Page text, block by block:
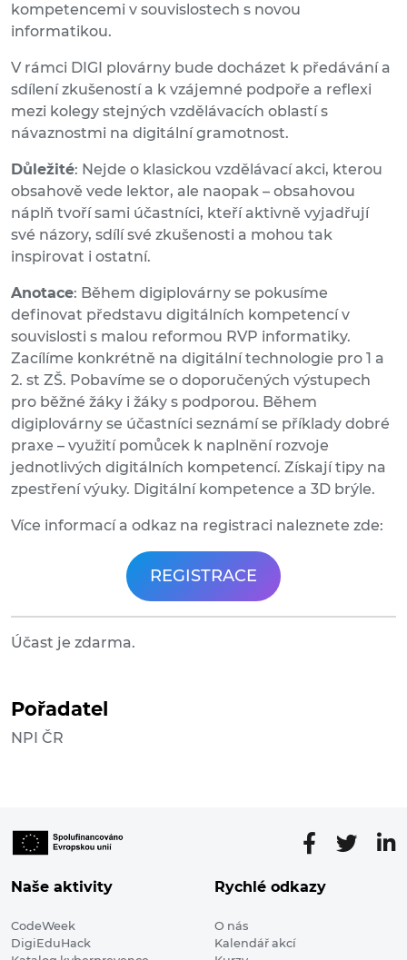
kompetencemi v souvislostech s novou
informatikou.
V rámci DIGI plovárny bude docházet k předávání a
sdílení zkušeností a k vzájemné podpoře a reflexi
mezi kolegy stejných vzdělávacích oblastí s
návaznostmi na digitální gramotnost.
Důležité: Nejde o klasickou vzdělávací akci, kterou
obsahově vede lektor, ale naopak – obsahovou
náplň tvoří sami účastníci, kteří aktivně vyjadřují
své názory, sdílí své zkušenosti a mohou tak
inspirovat i ostatní.
Anotace: Během digiplovárny se pokusíme
definovat představu digitálních kompetencí v
souvislosti s malou reformou RVP informatiky.
Zacílíme konkrétně na digitální technologie pro 1 a
2. st ZŠ. Pobavíme se o doporučených výstupech
pro běžné žáky i žáky s podporou. Během
digiplovárny se účastníci seznámí se příklady dobré
praxe – využití pomůcek k naplnění rozvoje
jednotlivých digitálních kompetencí. Získají tipy na
zpestření výuky. Digitální kompetence a 3D brýle.
Více informací a odkaz na registraci naleznete zde:
REGISTRACE
Účast je zdarma.
Pořadatel
NPI ČR
Naše aktivity
CodeWeek
DigiEduHack
Rychlé odkazy
O nás
Kalendář akcí